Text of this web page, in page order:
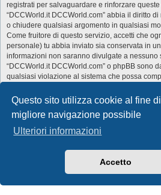
Questo sito utilizza cookie al fine
migliore navigazione possibile
Ulteriori informazioni
Accetto
registrati per salvaguardare e rinforzare
“DCCWorld.it DCCWorld.com” abbia il diritto
o chiudere qualsiasi argomento in qualsiasi
Come fruitore di questo servizio, accetti che
personale) tu abbia inviato sia conservata in
informazioni non saranno divulgate a nessuno
“DCCWorld.it DCCWorld.com” o phpBB sono
qualsiasi violazione al sistema che possa
Indice Cancella
Style Developer by ©
Creato daphpBB
Privacy|Condizioni